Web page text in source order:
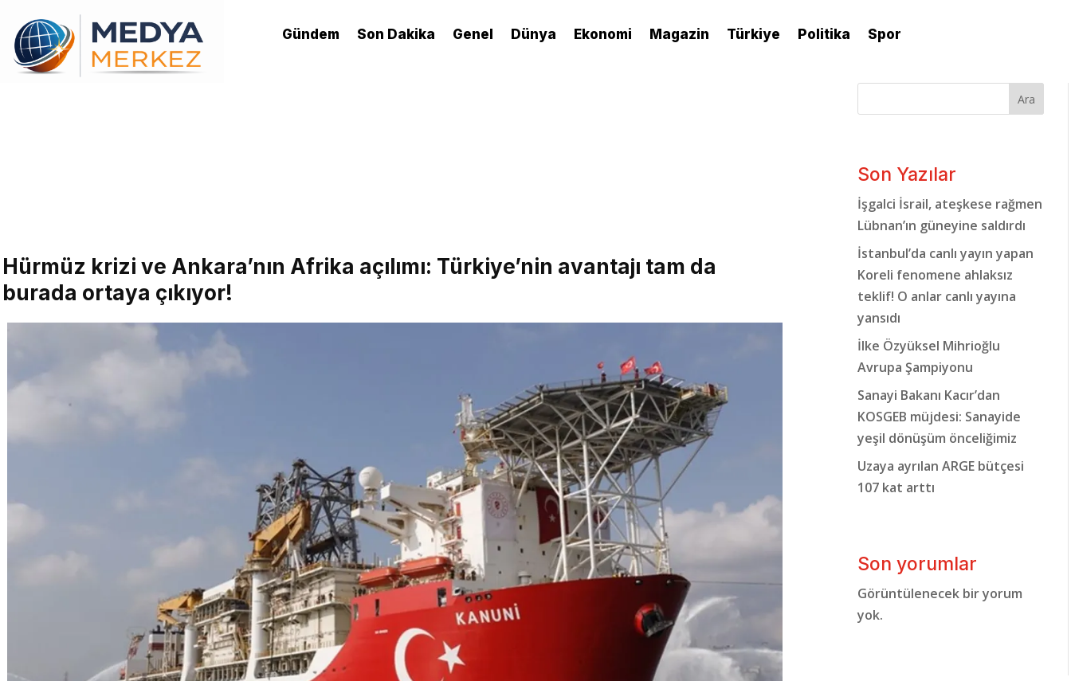
Gündem Son Dakika Genel Dünya Ekonomi Magazin Türkiye Politika Spor
Hürmüz krizi ve Ankara’nın Afrika açılımı: Türkiye’nin avantajı tam da
burada ortaya çıkıyor!
Ara
Son Yazılar
İşgalci İsrail, ateşkese rağmen
Lübnan’ın güneyine saldırdı
İstanbul’da canlı yayın yapan
Koreli fenomene ahlaksız
teklif! O anlar canlı yayına
yansıdı
İlke Özyüksel Mihrioğlu
Avrupa Şampiyonu
Sanayi Bakanı Kacır’dan
KOSGEB müjdesi: Sanayide
yeşil dönüşüm önceliğimiz
Uzaya ayrılan ARGE bütçesi
107 kat arttı
Son yorumlar
Görüntülenecek bir yorum
yok.